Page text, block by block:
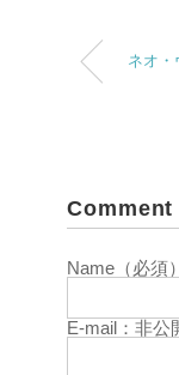
ネオ・
Comment
Name（必須）
E-mail：非公